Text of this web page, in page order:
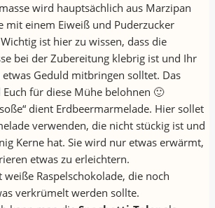
wird hauptsächlich aus Marzipan
mit einem Eiweiß und Puderzucker
ist hier zu wissen, dass die
bei der Zubereitung klebrig ist und Ihr
etwas Geduld mitbringen solltet. Das
Euch für diese Mühe belohnen 🙂
dient Erdbeermarmelade. Hier sollet
verwenden, die nicht stückig ist und
Kerne hat. Sie wird nur etwas erwärmt,
etwas zu erleichtern.
weiße Raspelschokolade, die noch
verkrümelt werden sollte.